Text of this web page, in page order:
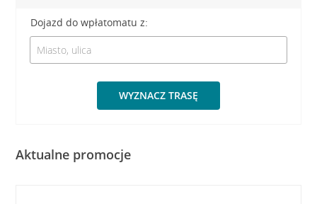
Dojazd do wpłatomatu z:
WYZNACZ TRASĘ
Aktualne promocje